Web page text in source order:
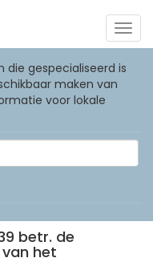
gespecialiseerd is
maken van
voor lokale
betr. de
het